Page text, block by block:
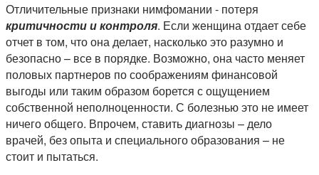
Отличительные признаки нимфомании - потеря
критичности и контроля. Если женщина отдает себе
отчет в том, что она делает, насколько это разумно и
безопасно – все в порядке. Возможно, она часто меняет
половых партнеров по соображениям финансовой
выгоды или таким образом борется с ощущением
собственной неполноценности. С болезнью это не имеет
ничего общего. Впрочем, ставить диагнозы – дело
врачей, без опыта и специального образования – не
стоит и пытаться.